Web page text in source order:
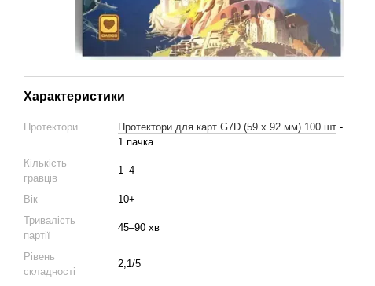
Характеристики
Протектори Протектори для карт G7D (59 x 92 мм) 100 шт -
1 пачка
Кількість
гравців
1–4
Вік
10+
Тривалість
партії
45–90 хв
Рівень
складності
2,1/5